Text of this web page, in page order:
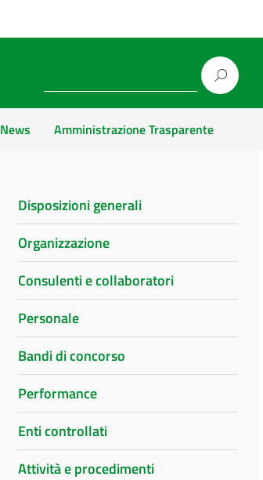
News Amministrazione Trasparente
Disposizioni generali
Organizzazione
Consulenti e collaboratori
Personale
Bandi di concorso
Performance
Enti controllati
Attività e procedimenti